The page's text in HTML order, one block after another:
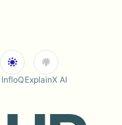
InfloQExplainX AI